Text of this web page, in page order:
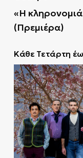
«Η
(Πρεμιέρα)
Κάθε Τετάρτη